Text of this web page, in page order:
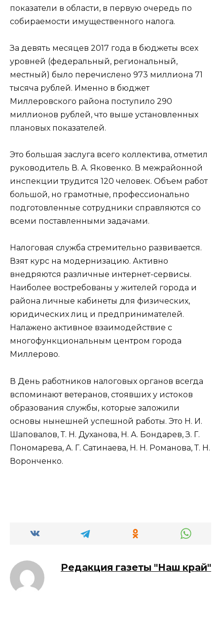
показатели в области, в первую очередь по
собираемости имущественного налога.
За девять месяцев 2017 года в бюджеты всех
уровней (федеральный, региональный,
местный) было перечислено 973 миллиона 71
тысяча рублей. Именно в бюджет
Миллеровского района поступило 290
миллионов рублей, что выше установленных
плановых показателей.
Это большая заслуга всего коллектива, отметил
руководитель В. А. Яковенко. В межрайонной
инспекции трудится 120 человек. Объем работ
большой, но грамотные, профессионально
подготовленные сотрудники справляются со
всеми поставленными задачами.
Налоговая служба стремительно развивается.
Взят курс на модернизацию. Активно
внедряются различные интернет-сервисы.
Наиболее востребованы у жителей города и
района личные кабинеты для физических,
юридических лиц и предпринимателей.
Налажено активное взаимодействие с
многофункциональным центром города
Миллерово.
В День работников налоговых органов всегда
вспоминают ветеранов, стоявших у истоков
образования службы, которые заложили
основы нынешней успешной работы. Это Н. И.
Шаповалов, Т. Н. Духанова, Н. А. Бондарев, З. Г.
Пономарева, А. Г. Сатинаева, Н. Н. Романова, Т. Н.
Воронченко.
Редакция газеты "Наш край"